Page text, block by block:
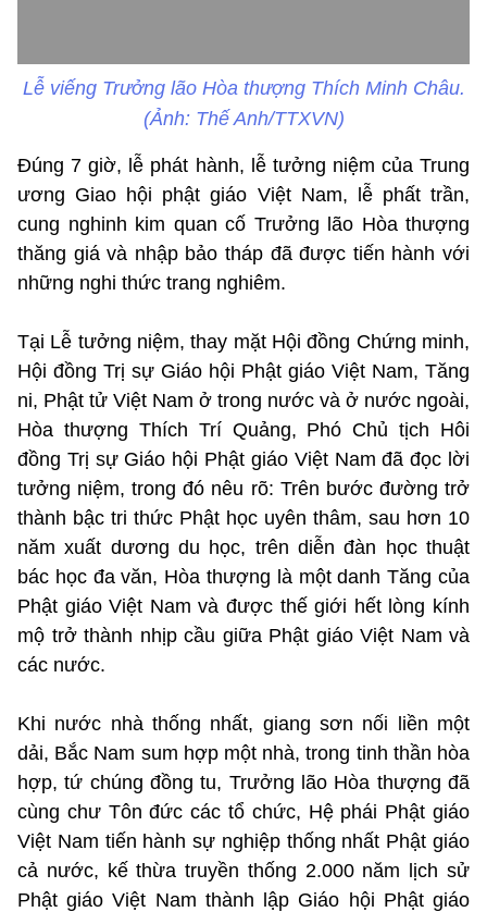
Lễ viếng Trưởng lão Hòa thượng Thích Minh Châu.
(Ảnh: Thế Anh/TTXVN)
Đúng 7 giờ, lễ phát hành, lễ tưởng niệm của Trung
ương Giao hội phật giáo Việt Nam, lễ phất trần,
cung nghinh kim quan cố Trưởng lão Hòa thượng
thăng giá và nhập bảo tháp đã được tiến hành với
những nghi thức trang nghiêm.
Tại Lễ tưởng niệm, thay mặt Hội đồng Chứng minh,
Hội đồng Trị sự Giáo hội Phật giáo Việt Nam, Tăng
ni, Phật tử Việt Nam ở trong nước và ở nước ngoài,
Hòa thượng Thích Trí Quảng, Phó Chủ tịch Hôi
đồng Trị sự Giáo hội Phật giáo Việt Nam đã đọc lời
tưởng niệm, trong đó nêu rõ: Trên bước đường trở
thành bậc tri thức Phật học uyên thâm, sau hơn 10
năm xuất dương du học, trên diễn đàn học thuật
bác học đa văn, Hòa thượng là một danh Tăng của
Phật giáo Việt Nam và được thế giới hết lòng kính
mộ trở thành nhịp cầu giữa Phật giáo Việt Nam và
các nước.
Khi nước nhà thống nhất, giang sơn nối liền một
dải, Bắc Nam sum hợp một nhà, trong tinh thần hòa
hợp, tứ chúng đồng tu, Trưởng lão Hòa thượng đã
cùng chư Tôn đức các tổ chức, Hệ phái Phật giáo
Việt Nam tiến hành sự nghiệp thống nhất Phật giáo
cả nước, kế thừa truyền thống 2.000 năm lịch sử
Phật giáo Việt Nam thành lập Giáo hội Phật giáo